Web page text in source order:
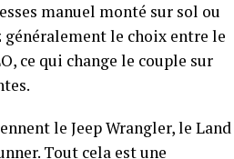
manuel monté sur sol ou
le choix entre le
ce qui change le couple sur
le Jeep Wrangler, le Land
Tout cela est une